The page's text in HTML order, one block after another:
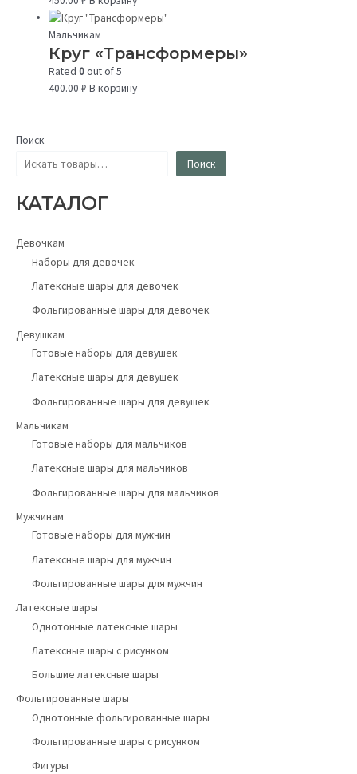
Поиск
Поиск
КАТАЛОГ
Девочкам
Наборы для девочек
Латексные шары для девочек
Фольгированные шары для девочек
Девушкам
Готовые наборы для девушек
Латексные шары для девушек
Фольгированные шары для девушек
Мальчикам
Готовые наборы для мальчиков
Латексные шары для мальчиков
Фольгированные шары для мальчиков
Мужчинам
Готовые наборы для мужчин
Латексные шары для мужчин
Фольгированные шары для мужчин
Латексные шары
Однотонные латексные шары
Латексные шары с рисунком
Большие латексные шары
Фольгированные шары
Однотонные фольгированные шары
Фольгированные шары с рисунком
Фигуры
Мальчикам
Круг «Трансформеры»
Rated0out of 5
400.00₽ В корзину